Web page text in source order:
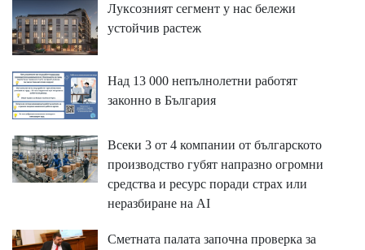
Луксозният сегмент у нас бележи
устойчив растеж
Над 13 000 непълнолетни работят
законно в България
Всеки 3 от 4 компании от българското
производство губят напразно огромни
средства и ресурс поради страх или
неразбиране на AI
Сметната палата започна проверка за